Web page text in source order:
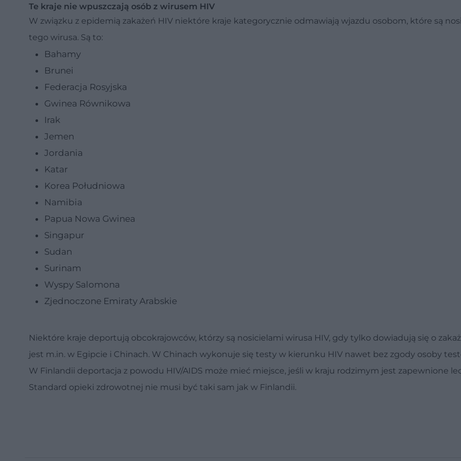
Te kraje nie wpuszczają osób z wirusem HIV
W związku z epidemią zakażeń HIV niektóre kraje kategorycznie odmawiają wjazdu osobom, które są
tego wirusa. Są to:
Bahamy
Brunei
Federacja Rosyjska
Gwinea Równikowa
Irak
Jemen
Jordania
Katar
Korea Południowa
Namibia
Papua Nowa Gwinea
Singapur
Sudan
Surinam
Wyspy Salomona
Zjednoczone Emiraty Arabskie
Niektóre kraje deportują obcokrajowców, którzy są nosicielami wirusa HIV, gdy tylko dowiadują się o
jest m.in. w Egipcie i Chinach. W Chinach wykonuje się testy w kierunku HIV nawet bez zgody osoby
W Finlandii deportacja z powodu HIV/AIDS może mieć miejsce, jeśli w kraju rodzimym jest zapewnione
Standard opieki zdrowotnej nie musi być taki sam jak w Finlandii.